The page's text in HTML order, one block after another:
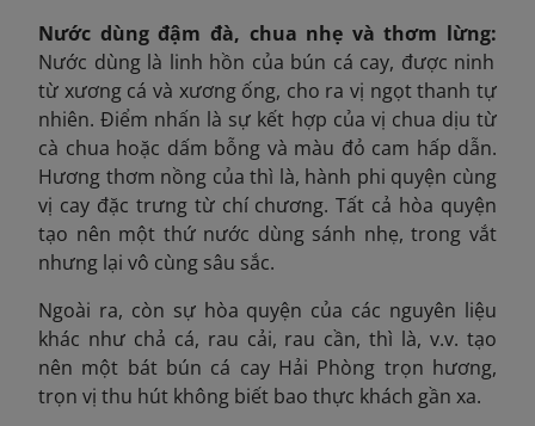
Nước dùng đậm đà, chua nhẹ và thơm lừng:
Nước dùng là linh hồn của bún cá cay, được ninh
từ xương cá và xương ống, cho ra vị ngọt thanh tự
nhiên. Điểm nhấn là sự kết hợp của vị chua dịu từ
cà chua hoặc dấm bỗng và màu đỏ cam hấp dẫn.
Hương thơm nồng của thì là, hành phi quyện cùng
vị cay đặc trưng từ chí chương. Tất cả hòa quyện
tạo nên một thứ nước dùng sánh nhẹ, trong vắt
nhưng lại vô cùng sâu sắc.
Ngoài ra, còn sự hòa quyện của các nguyên liệu
khác như chả cá, rau cải, rau cần, thì là, v.v. tạo
nên một bát bún cá cay Hải Phòng trọn hương,
trọn vị thu hút không biết bao thực khách gần xa.